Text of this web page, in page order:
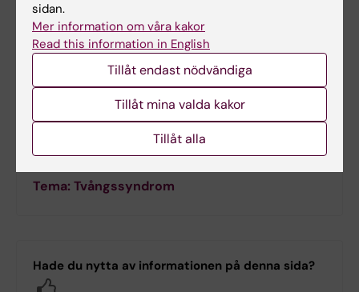
Tema: Tvångssyndrom
Hade du nytta av informationen på denna sida?
sidan.
Mer information om våra kakor
Read this information in English
Tillåt endast nödvändiga
Tillåt mina valda kakor
Tillåt alla